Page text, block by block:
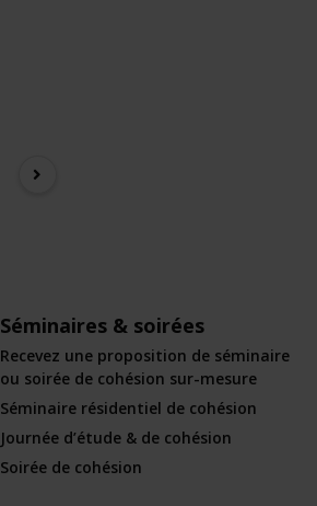
Séminaires & soirées
Recevez une proposition de séminaire
ou soirée de cohésion sur-mesure
Séminaire résidentiel de cohésion
Journée d’étude & de cohésion
Soirée de cohésion